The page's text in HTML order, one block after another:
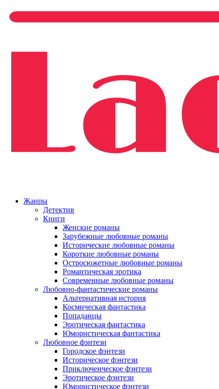
Жанры
Детектив
Книги
Женские романы
Зарубежные любовные романы
Исторические любовные романы
Короткие любовные романы
Остросюжетные любовные романы
Романтическая эротика
Современные любовные романы
Любовно-фантастические романы
Альтернативная история
Космическая фантастика
Попаданцы
Эротическая фантастика
Юмористическая фантастика
Любовное фэнтези
Городское фэнтези
Историческое фэнтези
Приключенческое фэнтези
Эротическое фэнтези
Юмористическое фэнтези